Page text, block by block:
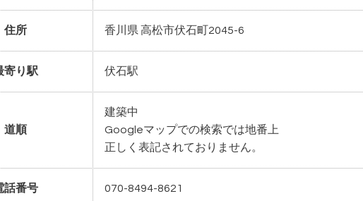
住所 香川県 高松市伏石町2045-6
寄り駅 伏石駅
道順
建築中
Googleマップでの検索では地番上
正しく表記されておりません。
話番号 070-8494-8621